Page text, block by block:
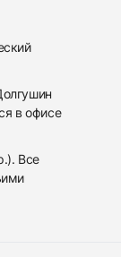
в офисе
Все